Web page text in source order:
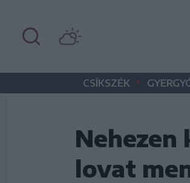
CSÍKSZÉK •
lovat